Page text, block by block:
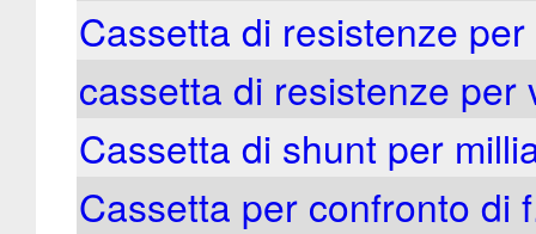
Cassetta di resistenze
cassetta di resistenze
Cassetta di shunt per
Cassetta per confronto di